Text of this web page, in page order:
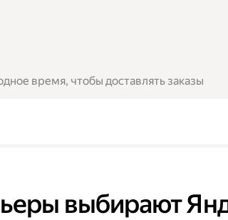
время, чтобы доставлять заказы
выбирают